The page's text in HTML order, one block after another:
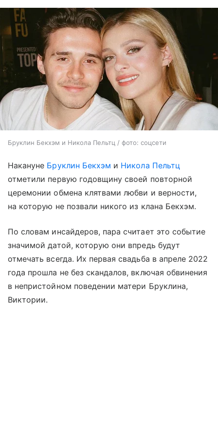
Бруклин Бекхэм и Никола Пельтц / фото: соцсети
Накануне Бруклин Бекхэм и Никола Пельтц
отметили первую годовщину своей повторной
церемонии обмена клятвами любви и верности,
на которую не позвали никого из клана Бекхэм.
По словам инсайдеров, пара считает это событие
значимой датой, которую они впредь будут
отмечать всегда. Их первая свадьба в апреле 2022
года прошла не без скандалов, включая обвинения
в непристойном поведении матери Бруклина,
Виктории.